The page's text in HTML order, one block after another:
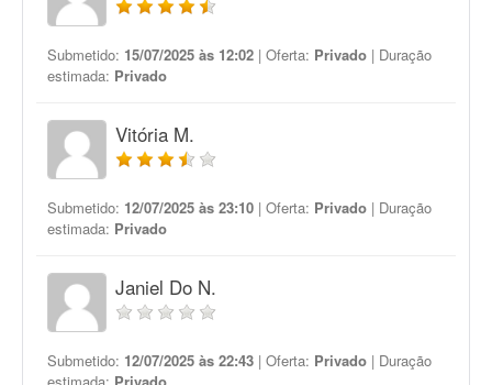
Submetido: 15/07/2025 às 12:02 | Oferta: Privado | Duração
estimada: Privado
Vitória M.
Submetido: 12/07/2025 às 23:10 | Oferta: Privado | Duração
estimada: Privado
Janiel Do N.
Submetido: 12/07/2025 às 22:43 | Oferta: Privado | Duração